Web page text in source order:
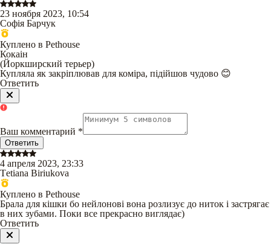
23 ноября 2023, 10:54
Софія Барчук
Куплено в Pethouse
Кокаін
(Йоркширский терьер)
Купляла як закріплював для коміра, підійшов чудово 😊
Ответить
Ваш комментарий *
Ответить
4 апреля 2023, 23:33
Тetiana Biriukova
Куплено в Pethouse
Брала для кішки бо нейлонові вона розлизує до ниток і застрягає
в них зубами. Поки все прекрасно виглядає)
Ответить